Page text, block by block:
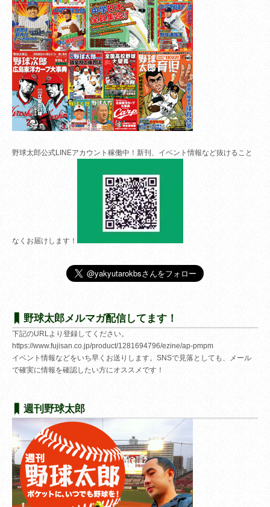
野球太郎公式LINEアカウント稼働中！新刊、イベント情報など抜けること
なくお届けします！
野球太郎メルマガ配信してます！
下記のURLより登録してください。
https://www.fujisan.co.jp/product/1281694796/ezine/ap-pmpm
イベント情報などをいち早くお送りします。SNSで見落としても、メール
で確実に情報を確認したい方にオススメです！
週刊野球太郎